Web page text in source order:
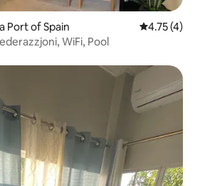
Port of Spain Rating
4.75 (4)
WiFi, Pool